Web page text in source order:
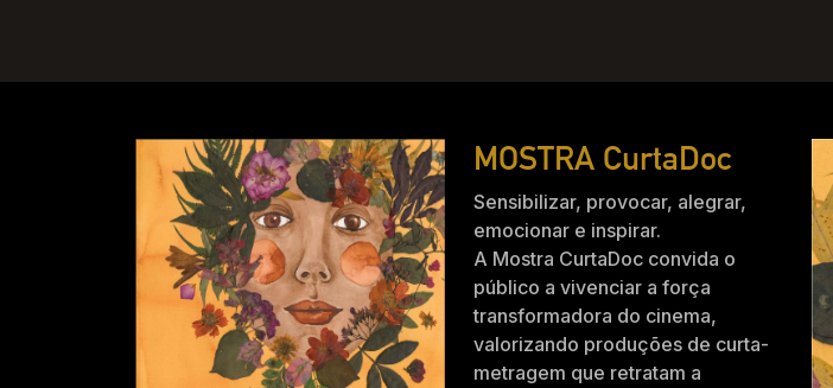
MOSTRA CurtaDoc
Sensibilizar, provocar, alegrar,
emocionar e inspirar.
A Mostra CurtaDoc convida o
público a vivenciar a força
transformadora do cinema,
valorizando produções de curta-
metragem que retratam a